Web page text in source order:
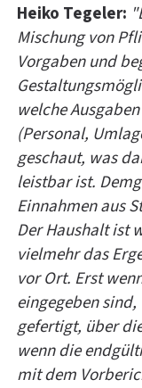
Heiko Tegeler:
Mischung von
Vorgaben und
welche
(Personal,
geschaut, was
leistbar ist.
Einnahmen aus
Der Haushalt ist
vielmehr das
vor Ort. Erst
eingegeben
gefertigt, über
wenn die
mit dem